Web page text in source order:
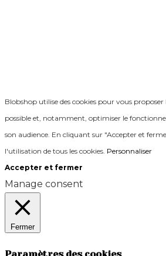
Blobshop utilise des cookies pour vous
possible et, notamment, optimiser le
son audience. En cliquant sur "Accepter et
l'utilisation de tous les cookies. Personnaliser
Accepter et fermer
Manage consent
Fermer